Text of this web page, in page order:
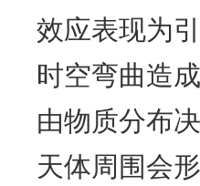
效应表现为
时空弯曲造
由物质分布
天体周围会